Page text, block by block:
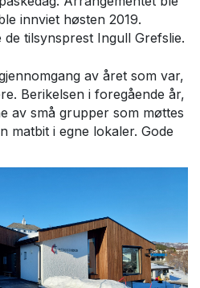
innviet høsten 2019.
de tilsynsprest Ingull Grefslie.
av året som var,
Berikelsen i foregående år,
av små grupper som møttes
matbit i egne lokaler. Gode